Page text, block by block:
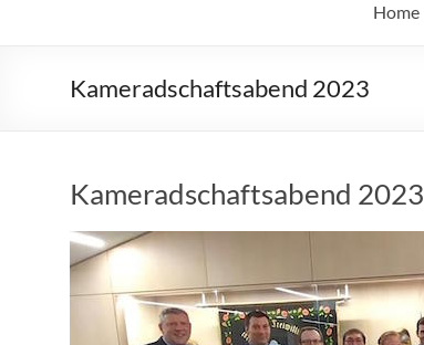
Home
Kameradschaftsabend 2023
Kameradschaftsabend 2023